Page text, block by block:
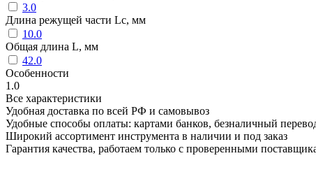
3.0
Длина режущей части Lc, мм
10.0
Общая длина L, мм
42.0
Особенности
1.0
Все характеристики
Удобная доставка по всей РФ и самовывоз
Удобные способы оплаты: картами банков, безналичный
Широкий ассортимент инструмента в наличии и под заказ
Гарантия качества, работаем только с проверенными